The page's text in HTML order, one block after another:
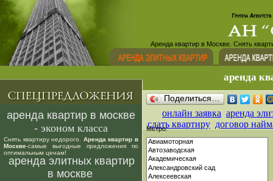
Аренда квартир в Москве. Снять
аренда
аренда квартир в москве
- эконом класса
Снять квартиру недорого. Аренда квартир в
Москве-самые выгодные предложения по
оптимальным ценам!
аренда элитных квартир
в москве
Поделиться…
онлайн заявка аренда
сдать квартиру договор
Метро: